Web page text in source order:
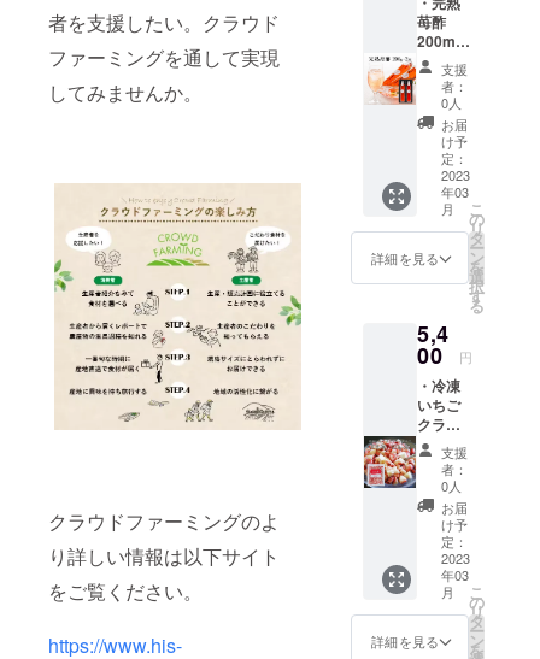
者を支援したい。クラウド
ファーミングを通して実現
してみませんか。
クラウドファーミングのよ
り詳しい情報は以下サイト
をご覧ください。
https://www.his-
より1年
（詳細
な日付
はラベ
ルに記
載） 保
存方
法：-18
℃以下
で保存
して下
さい。
製造
者：園
本県宇
土市走
潟町993
《赤》
内容
量：
250g
（目
安：7～
10粒）
賞味期
限：配
送日か
ら約3日
(なるべ
くお早
めにお
存方
法：冷
保管 製
造者：
園村苺
園 〒
869-
0404 熊
本県宇
土市走
潟町993
名称：
バタ苺
（生）
原材
料：バ
苺酢
200mlx
2本 ・
生産者
レポー
ト 送料
1,430円
込み。
名称：
完熟苺
酢 原材
料：果
実酢
（りん
いちご
（熊本
産さち
のか）
内容
量：
200mlx
2本 賞
味期
限：未
開封状
態で製
造日よ
り1年
（詳細
な日付
はラベ
支援
者：
0人
お届
け予
定：
2023
年03
月
詳細を見る
こ
の
リ
タ
ー
ン
を
選
択
す
る
5,4
00 円
・冷凍
いちご
クラッ
シュタ
イプ
「ぷち
苺」
500g×2
袋 ・生
産者レ
ポート
送料
1,650円
込み。
支援
者：
0人
お届
け予
定：
2023
年03
月
詳細を見る
こ
の
リ
タ
ー
ン
を